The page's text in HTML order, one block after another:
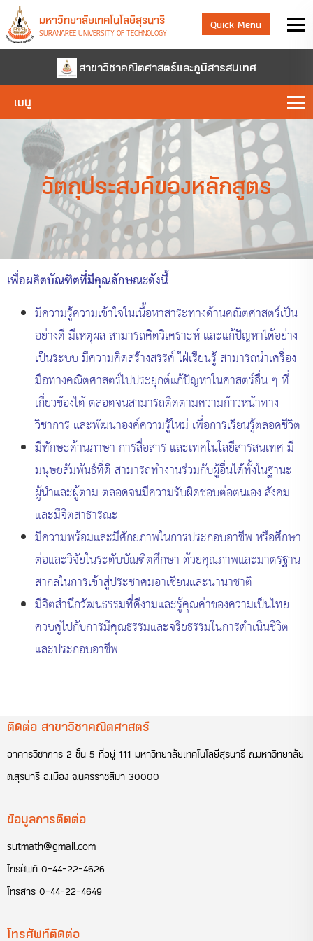
มหาวิทยาลัยเทคโนโลยีสุรนารี
SURANAREE UNIVERSITY OF TECHNOLOGY
Quick Menu
สาขาวิชาคณิตศาสตร์และภูมิสารสนเทศ
เมนู
วัตถุประสงค์ของหลักสูตร
เพื่อผลิตบัณฑิตที่มีคุณลักษณะดังนี้
มีความรู้ความเข้าใจในเนื้อหาสาระทางด้านคณิตศาสตร์เป็น
อย่างดี มีเหตุผล สามารถคิดวิเคราะห์ และแก้ปัญหาได้อย่าง
เป็นระบบ มีความคิดสร้างสรรค์ ใฝ่เรียนรู้ สามารถนำเครื่อง
มือทางคณิตศาสตร์ไปประยุกต์แก้ปัญหาในศาสตร์อื่น ๆ ที่
เกี่ยวข้องได้ ตลอดจนสามารถติดตามความก้าวหน้าทาง
วิชาการ และพัฒนาองค์ความรู้ใหม่ เพื่อการเรียนรู้ตลอดชีวิต
มีทักษะด้านภาษา การสื่อสาร และเทคโนโลยีสารสนเทศ มี
มนุษยสัมพันธ์ที่ดี สามารถทำงานร่วมกับผู้อื่นได้ทั้งในฐานะ
ผู้นำและผู้ตาม ตลอดจนมีความรับผิดชอบต่อตนเอง สังคม
และมีจิตสาธารณะ
มีความพร้อมและมีศักยภาพในการประกอบอาชีพ หรือศึกษา
ต่อและวิจัยในระดับบัณฑิตศึกษา ด้วยคุณภาพและมาตรฐาน
สากลในการเข้าสู่ประชาคมอาเซียนและนานาชาติ
มีจิตสำนึกวัฒนธรรมที่ดีงามและรู้คุณค่าของความเป็นไทย
ควบคู่ไปกับการมีคุณธรรมและจริยธรรมในการดำเนินชีวิต
และประกอบอาชีพ
ติดต่อ สาขาวิชาคณิตศาสตร์
อาคารวิชาการ 2 ชั้น 5 ที่อยู่ 111 มหาวิทยาลัยเทคโนโลยีสุรนารี ถ.มหาวิทยาลัย
ต.สุรนารี อ.เมือง จ.นครราชสีมา 30000
ข้อมูลการติดต่อ
sutmath@gmail.com
โทรศัพท์ 0-44-22-4626
โทรสาร 0-44-22-4649
โทรศัพท์ติดต่อ